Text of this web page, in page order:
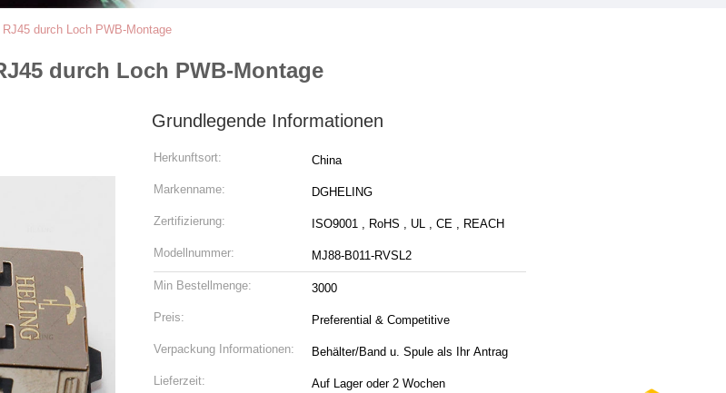
durch Loch PWB-Montage
durch Loch PWB-Montage
Grundlegende Informationen
Herkunftsort: China
Markenname: DGHELING
Zertifizierung: ISO9001 , RoHS , UL , CE , REACH
Modellnummer: MJ88-B011-RVSL2
Min Bestellmenge: 3000
Preis: Preferential & Competitive
Verpackung Informationen: Behälter/Band u. Spule als Ihr Antrag
Lieferzeit: Auf Lager oder 2 Wochen